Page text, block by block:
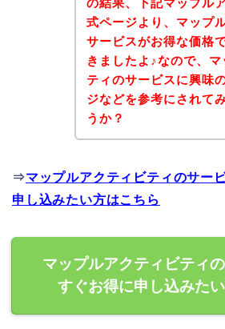
の結果、下記マップル
式ページより、マップ
サービスがお得な価格
きましたよ♪なので、
ティのサービスに興味
ジなどを参考にされて
うか？
⇒マップルアクティビティのサー
申し込みたい方はこちら
マップルアクティビティ
すぐお得に申し込みた